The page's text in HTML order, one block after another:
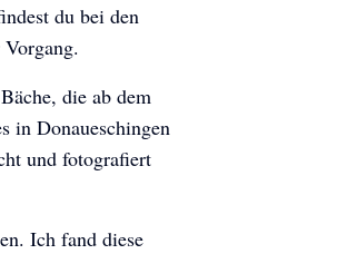
du bei den
die ab dem
in Donaueschingen
und fotografiert
Ich fand diese